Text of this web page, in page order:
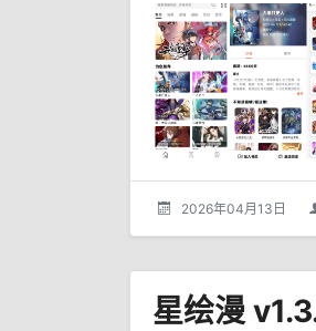
2026年04月13日
星绘漫